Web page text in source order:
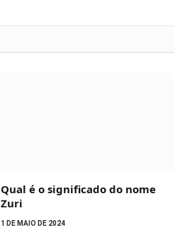
Qual é o significado do nome
Zuri
1 DE MAIO DE 2024